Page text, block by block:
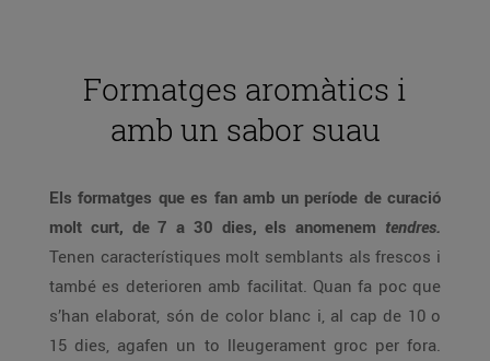
Formatges aromàtics i
amb un sabor suau
Els formatges que es fan amb un període de curació
molt curt, de 7 a 30 dies, els anomenem tendres.
Tenen característiques molt semblants als frescos i
també es deterioren amb facilitat. Quan fa poc que
s’han elaborat, són de color blanc i, al cap de 10 o
15 dies, agafen un to lleugerament groc per fora.